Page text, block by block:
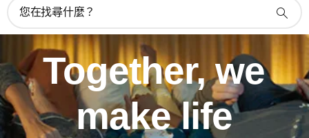
您在找尋什麼？
Together, we
make life